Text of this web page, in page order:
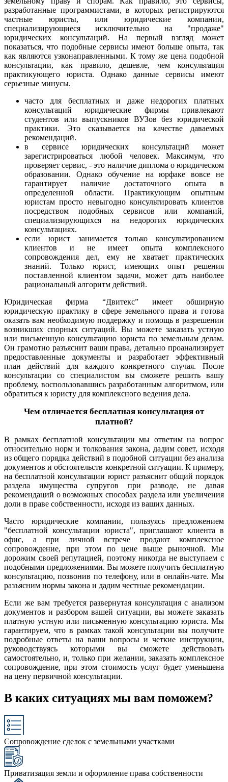
разработанные программистами, в которых регистрируются
частные юристы, или юридические компании,
специализирующиеся исключительно на "продаже"
юридических консультаций. На первый взгляд может
показаться, что подобные сервисы имеют больше опыта, так
как являются узконаправленными. К тому же цена подобной
консультации, как правило, дешевле, чем консультация
практикующего юриста. Однако данные сервисы имеют
серьезные минусы.
часто для бесплатных и даже недорогих платных
консультаций юридические фирмы привлекают
студентов или выпускников ВУЗов без юридической
практики. Это сказывается на качестве даваемых
рекомендаций.
в сервисе юридических консультаций может
зарегистрироваться любой человек. Максимум, что
проверяет сервис, - это наличие диплома о юридическом
образовании. Однако обучение на юрфаке вовсе не
гарантирует наличие достаточного опыта в
определенной области. Практикующим опытным
юристам просто невыгодно консультировать клиентов
посредством подобных сервисов или компаний,
специализирующихся на недорогих юридических
консультациях.
если юрист занимается только консультированием
клиентов и не имеет опыта комплексного
сопровождения дел, ему не хватает практических
знаний. Только юрист, имеющих опыт решения
поставленной клиентом задачи, может дать наиболее
рациональный алгоритм действий.
Юридическая фирма “Двитекс” имеет обширную
юридическую практику в сфере земельного права и готова
оказать вам необходимую поддержку и помощь в разрешении
возникших спорных ситуаций. Вы можете заказать устную
или письменную консультацию юриста по земельным делам.
Он грамотно разъяснит ваши права, детально проанализирует
предоставленные документы и разработает эффективный
план действий для каждого конкретного случая. После
консультации со специалистом вы сможете решить вашу
проблему, воспользовавшись разработанным алгоритмом, или
обратиться к юристу для комплексного ведения дела.
Чем отличается бесплатная консультация от
платной?
В рамках бесплатной консультации мы ответим на вопрос
относительно норм и толкования закона, дадим совет, исходя
из общего порядка действий в подобной ситуации без анализа
документов и обстоятельств конкретной ситуации. К примеру,
на бесплатной консультации юрист разъяснит общий порядок
раздела имущества супругов при разводе, не давая
рекомендаций о возможных способах раздела или увеличения
доли в праве собственности, исходя из ваших данных.
Часто юридические компании, пользуясь предложением
"бесплатной консультации юриста", приглашают клиента в
офис, а при личной встрече продают комплексное
сопровождение, при этом по цене выше рыночной. Мы
дорожим своей репутацией, поэтому никогда не выступаем с
подобными предложениями. Вы можете получить бесплатную
консультацию, позвонив по телефону, или в онлайн-чате. Мы
разъясним нормы закона и дадим честные рекомендации.
Если же вам требуется развернутая консультация с анализом
документов и разбором вашей ситуации, вы можете заказать
платную устную или письменную консультацию юриста. Мы
гарантируем, что в рамках такой консультации вы получите
подробные ответы на ваши вопросы и четкие инструкции,
руководствуясь которыми вы сможете действовать
самостоятельно, и, только при желании, заказать комплексное
сопровождение, при этом стоимость услуг будет уменьшена
на цену первичной консультации.
В каких ситуациях мы вам поможем?
Сопровождение сделок с земельными участками
Приватизация земли и оформление права собственности